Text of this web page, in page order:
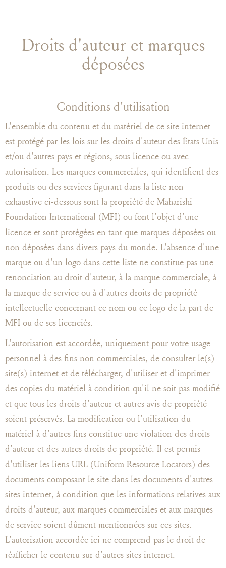
Droits d'auteur et marques
déposées
Conditions d'utilisation
L'ensemble du contenu et du matériel de ce site internet
est protégé par les lois sur les droits d'auteur des États-Unis
et/ou d'autres pays et régions, sous licence ou avec
autorisation. Les marques commerciales, qui identifient des
produits ou des services figurant dans la liste non
exhaustive ci-dessous sont la propriété de Maharishi
Foundation International (MFI) ou font l'objet d'une
licence et sont protégées en tant que marques déposées ou
non déposées dans divers pays du monde. L'absence d'une
marque ou d'un logo dans cette liste ne constitue pas une
renonciation au droit d'auteur, à la marque commerciale, à
la marque de service ou à d'autres droits de propriété
intellectuelle concernant ce nom ou ce logo de la part de
MFI ou de ses licenciés.
L'autorisation est accordée, uniquement pour votre usage
personnel à des fins non commerciales, de consulter le(s)
site(s) internet et de télécharger, d'utiliser et d'imprimer
des copies du matériel à condition qu'il ne soit pas modifié
et que tous les droits d'auteur et autres avis de propriété
soient préservés. La modification ou l'utilisation du
matériel à d'autres fins constitue une violation des droits
d'auteur et des autres droits de propriété. Il est permis
d'utiliser les liens URL (Uniform Resource Locators) des
documents composant le site dans les documents d'autres
sites internet, à condition que les informations relatives aux
droits d'auteur, aux marques commerciales et aux marques
de service soient dûment mentionnées sur ces sites.
L'autorisation accordée ici ne comprend pas le droit de
réafficher le contenu sur d'autres sites internet.